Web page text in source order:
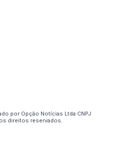
por Opção Notícias Ltda CNPJ
direitos reservados.